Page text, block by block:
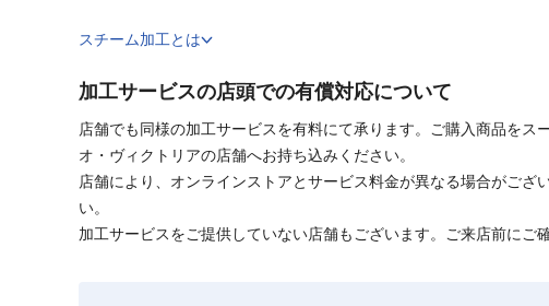
スチーム加工とは
加工サービスの店頭での有償対応について
店舗でも同様の加工サービスを有料にて承ります。ご購入商品をス
オ・ヴィクトリアの店舗へお持ち込みください。
店舗により、オンラインストアとサービス料金が異なる場合がござ
い。
加工サービスをご提供していない店舗もございます。ご来店前にご